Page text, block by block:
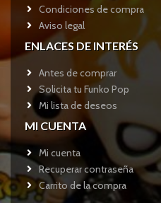
Condiciones de compra
Aviso legal
ENLACES DE INTERÉS
Antes de comprar
Solicita tu Funko Pop
Mi lista de deseos
MI CUENTA
Mi cuenta
Recuperar contraseña
Carrito de la compra